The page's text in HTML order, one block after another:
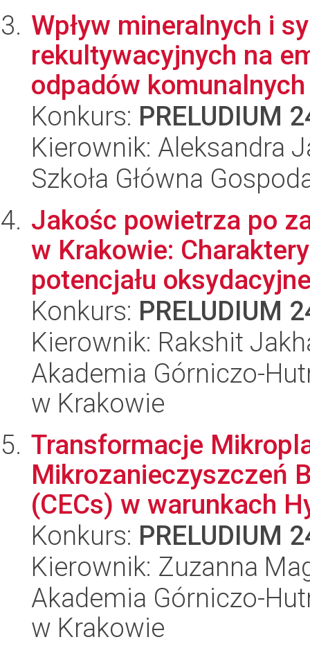
Wpływ mineralnych i
rekultywacyjnych na
odpadów
Konkurs: PRELUDIUM
Kierownik: Aleksandra
Szkoła Główna
Jakośc powietrza po
w Krakowie:
potencjału
Konkurs: PRELUDIUM
Kierownik: Rakshit
Akademia Górniczo-
w Krakowie
Transformacje
Mikrozanieczyszczeń
(CECs) w warunkach
Konkurs: PRELUDIUM
Kierownik: Zuzanna
Akademia Górniczo-
w Krakowie